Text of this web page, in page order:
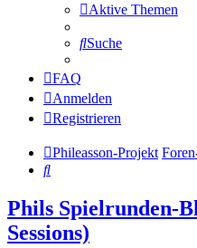
Aktive Themen
Suche
FAQ
Anmelden
Registrieren
Phileasson-Projekt
Suche
Phils Spielrunden-
Sessions)